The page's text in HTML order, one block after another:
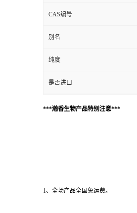
CAS编号
别名
纯度
是否进口
***瀚香生物产品特别注意***
1、全场产品全国免运费。